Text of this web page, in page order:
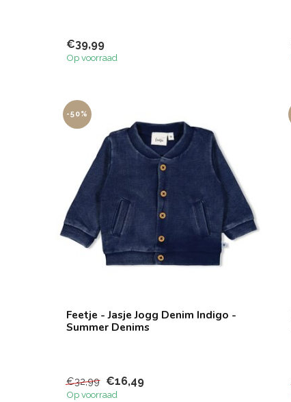
€39,99
Op voorraad
-50%
Feetje - Jasje Jogg Denim Indigo -
Summer Denims
€32,99 €16,49
Op voorraad